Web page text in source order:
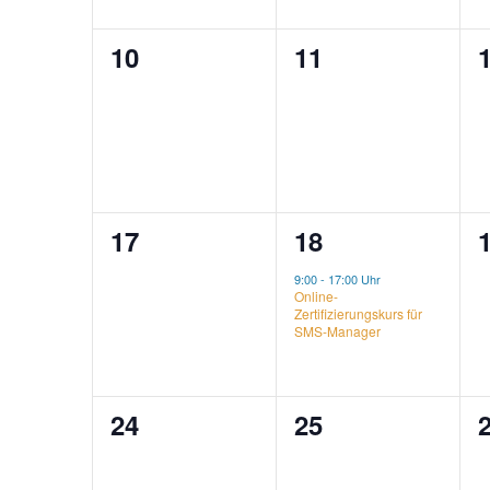
0
10
0
11
0
0
17
1
Ereignis,
18
9:00- 17:00 Uhr
Online-
Zertifizierungskurs für
SMS-Manager
0
0
24
0
25
0